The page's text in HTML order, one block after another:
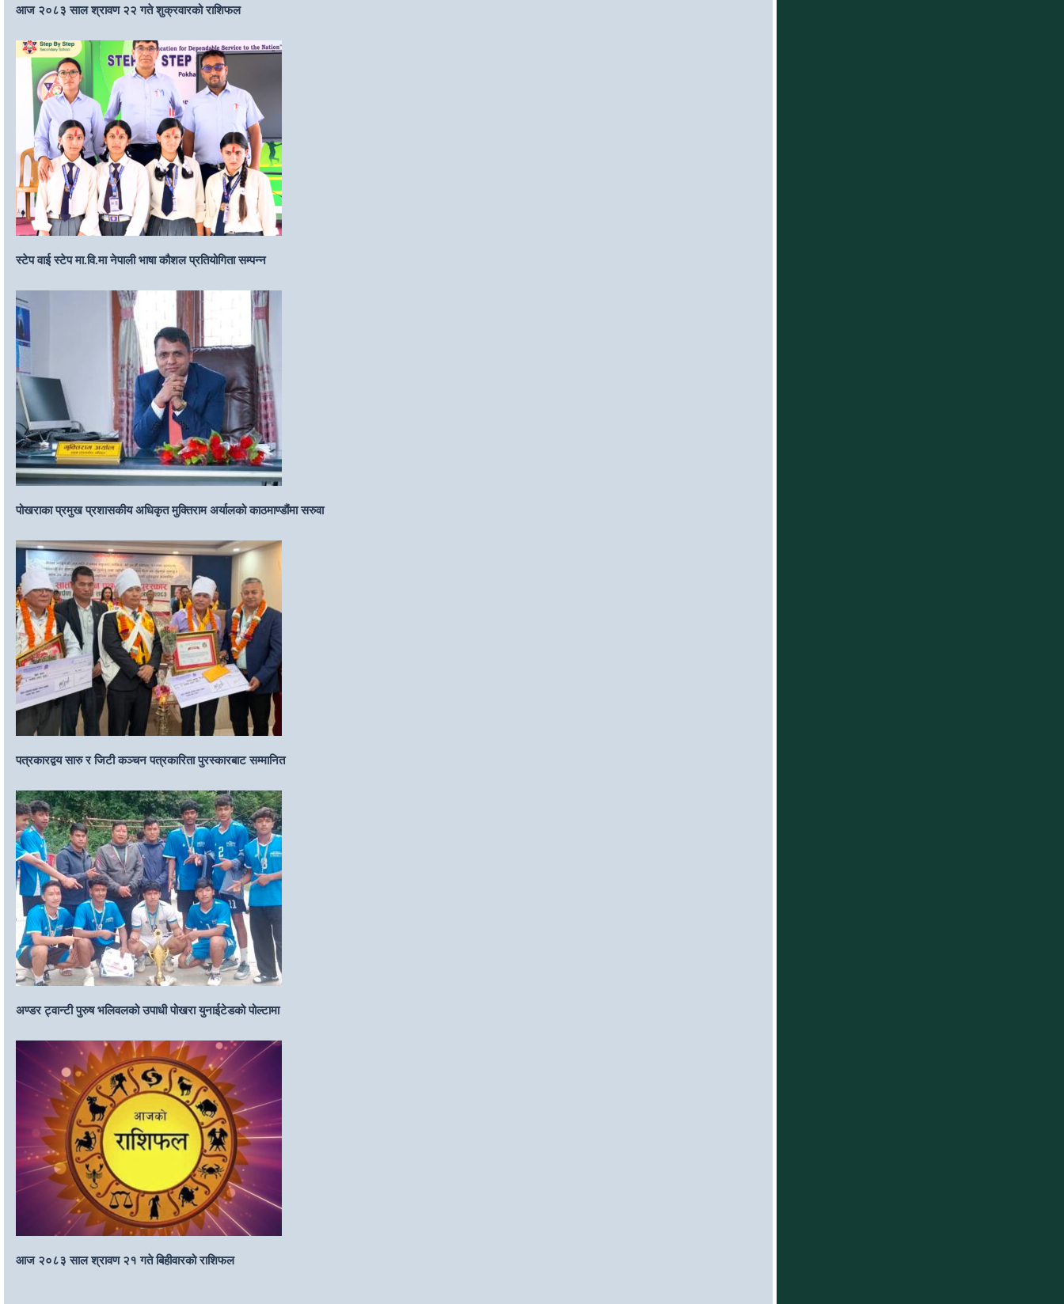
आज २०८३ साल श्रावण २२ गते शुक्रवारको राशिफल
स्टेप वाई स्टेप मा.वि.मा नेपाली भाषा कौशल प्रतियोगिता सम्पन्न
पोखराका प्रमुख प्रशासकीय अधिकृत मुक्तिराम अर्यालको काठमाण्डौंमा सरुवा
पत्रकारद्वय सारु र जिटी कञ्चन पत्रकारिता पुरस्कारबाट सम्मानित
अण्डर ट्वान्टी पुरुष भलिवलको उपाधी पोखरा युनाईटेडको पोल्टामा
आज २०८३ साल श्रावण २१ गते बिहीवारको राशिफल